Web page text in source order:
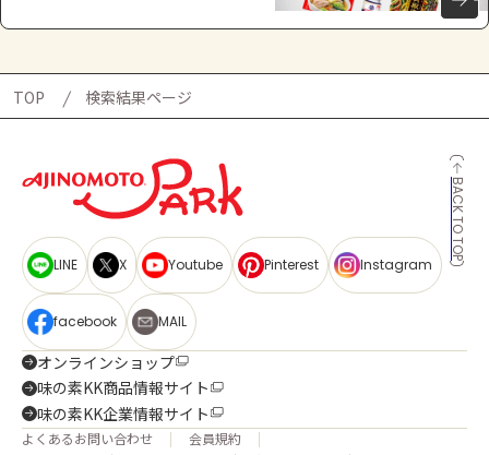
TOP 検索結果ページ
BACK TO TOP
LINE X Youtube Pinterest Instagram
facebook MAIL
オンラインショップ
味の素KK商品情報サイト
味の素KK企業情報サイト
よくあるお問い合わせ
会員規約